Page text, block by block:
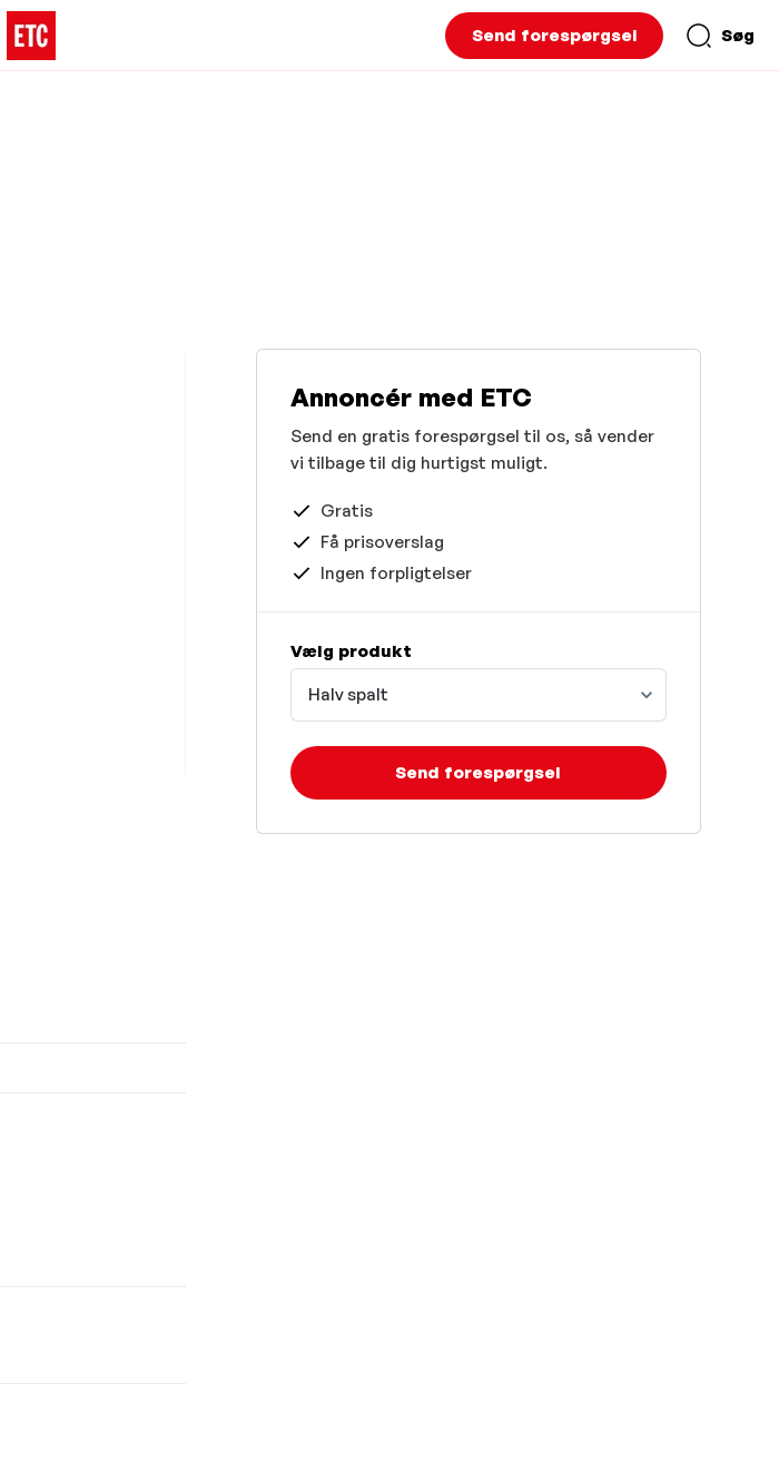
Send forespørgsel Søg
Annoncér med ETC
Send en gratis forespørgsel til os, så vender
vi tilbage til dig hurtigst muligt.
Gratis
Få prisoverslag
Ingen forpligtelser
Vælg produkt
Halv spalt
Send forespørgsel